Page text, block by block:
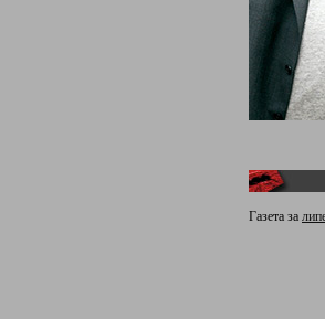
Газета за